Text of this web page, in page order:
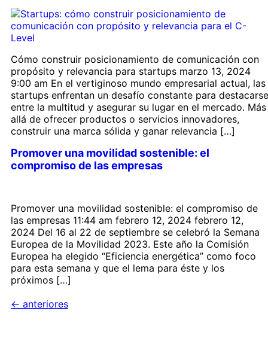
Cómo construir posicionamiento de comunicación con
propósito y relevancia para startups marzo 13, 2024
9:00 am En el vertiginoso mundo empresarial actual, las
startups enfrentan un desafío constante para destacarse
entre la multitud y asegurar su lugar en el mercado. Más
allá de ofrecer productos o servicios innovadores,
construir una marca sólida y ganar relevancia […]
Promover una movilidad sostenible: el
compromiso de las empresas
Promover una movilidad sostenible: el compromiso de
las empresas 11:44 am febrero 12, 2024 febrero 12,
2024 Del 16 al 22 de septiembre se celebró la Semana
Europea de la Movilidad 2023. Este año la Comisión
Europea ha elegido “Eficiencia energética” como foco
para esta semana y que el lema para éste y los
próximos […]
← anteriores